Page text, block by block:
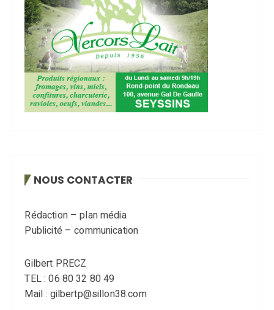
NOUS CONTACTER
Rédaction – plan média
Publicité – communication
Gilbert PRECZ
TEL : 06 80 32 80 49
Mail : gilbertp@sillon38.com